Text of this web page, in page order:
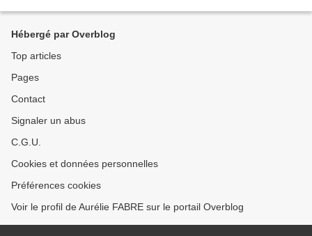
Hébergé par Overblog
Top articles
Pages
Contact
Signaler un abus
C.G.U.
Cookies et données personnelles
Préférences cookies
Voir le profil de Aurélie FABRE sur le portail Overblog